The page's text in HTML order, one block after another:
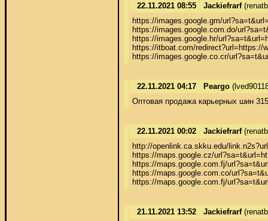
22.11.2021 08:55 Jackiefrarf
https://images.google.gm/
https://images.google.com.do/
https://images.google.hr/
https://itboat.com/redirect?url=https://
https://images.google.co.cr/
22.11.2021 04:17 Peargo
Оптовая продажа карьерных шин
22.11.2021 00:02 Jackiefrarf
http://openlink.ca.skku.edu/
https://maps.google.cz/
https://maps.google.com.fj/
https://maps.google.com.co/
https://maps.google.com.fj/
21.11.2021 13:52 Jackiefrarf